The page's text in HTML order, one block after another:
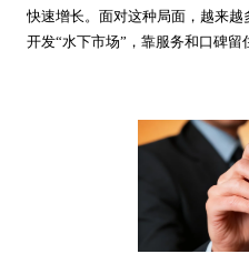
快速增长。面对这种局面，越来
开发“水下市场”，靠服务和口碑留